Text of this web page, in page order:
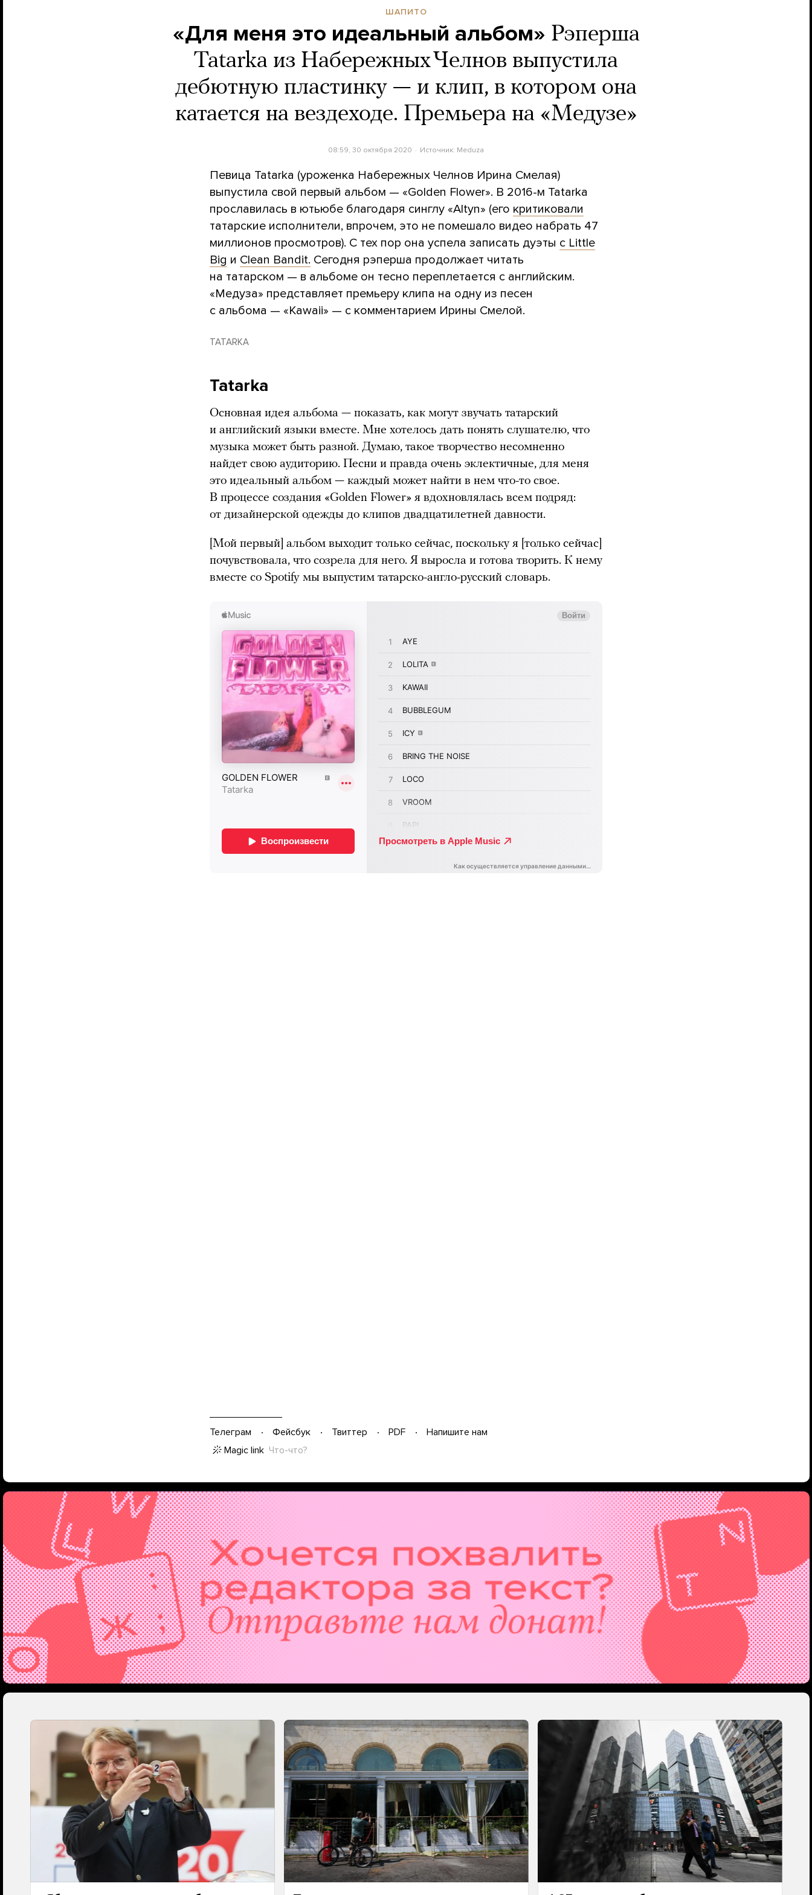
ШАПИТО
«Для меня это идеальный альбом» Рэперша
Tatarka из Набережных Челнов выпустила
дебютную пластинку — и клип, в котором она
катается на вездеходе. Премьера на «Медузе»
08:59, 30 октября 2020 Источник: Meduza
Певица Tatarka (уроженка Набережных Челнов Ирина Смелая)
выпустила свой первый альбом — «Golden Flower». В 2016-м Tatarka
прославилась в ютьюбе благодаря синглу «Altyn» (его критиковали
татарские исполнители, впрочем, это не помешало видео набрать 47
миллионов просмотров). С тех пор она успела записать дуэты с Little
Big и Clean Bandit. Сегодня рэперша продолжает читать
на татарском — в альбоме он тесно переплетается с английским.
«Медуза» представляет премьеру клипа на одну из песен
с альбома — «Kawaii» — с комментарием Ирины Смелой.
TATARKA
Tatarka
Основная идея альбома — показать, как могут звучать татарский
и английский языки вместе. Мне хотелось дать понять слушателю, что
музыка может быть разной. Думаю, такое творчество несомненно
найдет свою аудиторию. Песни и правда очень эклектичные, для меня
это идеальный альбом — каждый может найти в нем что-то свое.
В процессе создания «Golden Flower» я вдохновлялась всем подряд:
от дизайнерской одежды до клипов двадцатилетней давности.
[Мой первый] альбом выходит только сейчас, поскольку я [только сейчас]
почувствовала, что созрела для него. Я выросла и готова творить. К нему
вместе со Spotify мы выпустим татарско-англо-русский словарь.
Телеграм Фейсбук Твиттер PDF
Напишите нам
Magic link Что-что?